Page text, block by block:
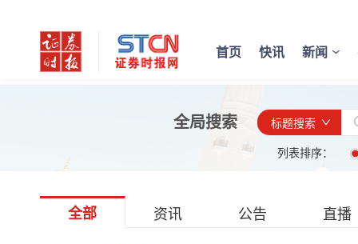
首页 快讯 新闻
全局搜索
标题搜索
列表排序：
全部 资讯 公告 直播